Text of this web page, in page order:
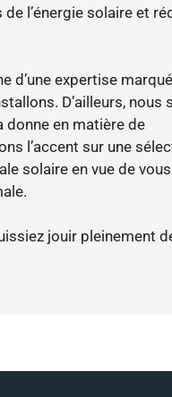
l’énergie solaire et
d’une expertise
D’ailleurs, nous
donne en matière de
l’accent sur une
solaire en vue de vous
jouir pleinement